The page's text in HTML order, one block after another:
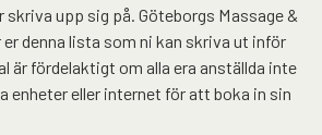
skriva upp sig på. Göteborgs Massage &
er denna lista som ni kan skriva ut inför
är fördelaktigt om alla era anställda inte
enheter eller internet för att boka in sin